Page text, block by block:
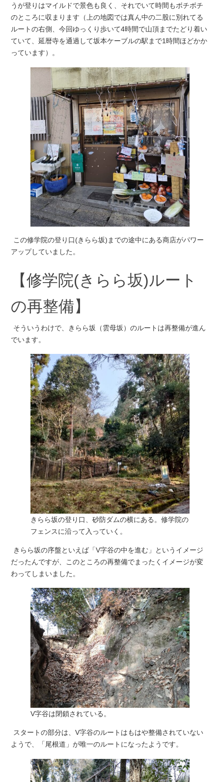
うが登りはマイルドで景色も良く、それでいて時間もボチボチ
のところに収まります（上の地図では真ん中の二股に別れてる
ルートの右側、今回ゆっくり歩いて4時間で山頂までたどり着い
ていて、延暦寺を通過して坂本ケーブルの駅まで1時間ほどかか
っています）。
この修学院の登り口(きらら坂)までの途中にある商店がパワー
アップしていました。
【修学院(きらら坂)ルート
の再整備】
そういうわけで、きらら坂（雲母坂）のルートは再整備が進ん
でいます。
きらら坂の登り口、砂防ダムの横にある。修学院の
フェンスに沿って入っていく。
きらら坂の序盤といえば「V字谷の中を進む」というイメージ
だったんですが、このところの再整備でまったくイメージが変
わってしまいました。
V字谷は閉鎖されている。
スタートの部分は、V字谷のルートはもはや整備されていない
ようで、「尾根道」が唯一のルートになったようです。